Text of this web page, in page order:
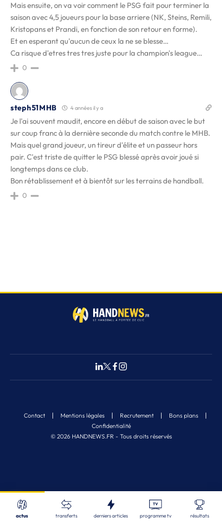
Recherche
Fermer
Mais ensuite, on va voir comment le PSG fait pour terminer la
saison avec 4,5 joueurs pour la base arriere (NK, Steins, Remili,
Kristopans et Prandi, en fonction de son retour en forme).
Et en esperant qu'aucun de ceux la ne se blesse…
Ca risque d'etres tres tres juste pour la champion's league…
0
steph51MHB 4 années il y a
Je l'ai souvent maudit, encore en début de saison avec le but
sur coup franc à la dernière seconde du match contre le MHB.
Mais quel grand joueur, un tireur d'élite et un passeur hors
pair. C'est triste de quitter le PSG blessé après avoir joué si
longtemps dans ce club.
Bon rétablissement et à bientôt sur les terrains de handball.
0
© 2026 HANDNEWS.FR - Tous droits réservés
Contact Mentions légales Recrutement
Bons plans
Confidentialité
actus transferts derniers articles programme tv résultats
Nos derniers articles
18